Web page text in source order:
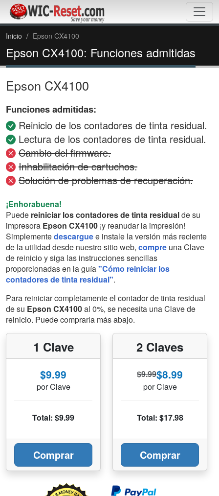
Inicio Epson CX4100
Epson CX4100: Funciones admitidas
Epson CX4100
Funciones admitidas:
Reinicio de los contadores de tinta residual.
Lectura de los contadores de tinta residual.
Cambio del firmware.
Inhabilitación de cartuchos.
Solución de problemas de recuperación.
¡Enhorabuena!
Puede reiniciar los contadores de tinta residualde su
impresora Epson CX4100 ¡y reanudar la impresión!
Simplementedescarguee instale la versión más reciente
de la utilidad desde nuestro sitio web, compre una Clave
de reinicio y siga las instrucciones sencillas
proporcionadas en la guía"Cómo reiniciar los
contadores de tinta residual".
Para reiniciar completamente el contador de tinta residual
de su Epson CX4100al 0%, se necesita una Clave de
reinicio. Puede comprarla más abajo.
1 Clave
$9.99
por Clave
Total: $9.99
Comprar
2 Claves
$9.99$8.99
por Clave
Total: $17.98
Comprar